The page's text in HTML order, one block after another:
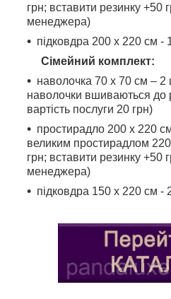
грн; вставити резинку +50
менеджера)
підковдра 200 х 220 см -
Сімейний комплект:
наволочка 70 х 70 см – 2
наволочки вшиваються до
вартість послуги 20 грн)
простирадло 200 х 220
великим простирадлом
грн; вставити резинку +50
менеджера)
підковдра 150 х 220 см -